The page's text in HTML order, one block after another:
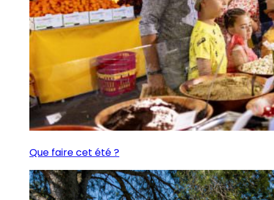
Que faire cet été ?